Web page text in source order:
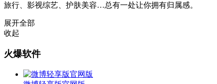
旅行、影视综艺、护肤美容…总有一处让你拥有归属感。
展开全部
收起
火爆软件